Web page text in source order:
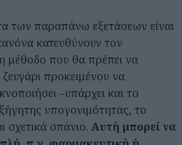
των παραπάνω εξετάσεων είναι
κατευθύνουν τον
μέθοδο που θα πρέπει να
προκειμένου να
–υπάρχει και το
υπογονιμότητας, το
σχετικά σπάνιο. Αυτή μπορεί να